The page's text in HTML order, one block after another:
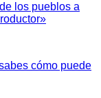
los pueblos a
cómo puede